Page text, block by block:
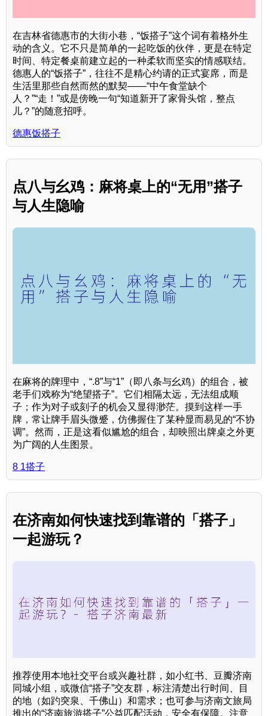
在吉林省德惠市的大街小巷，“饭搭子”这个词有着格外生
动的含义。它不只是简单的一起吃饭的伙伴，更是在特定
时间、特定餐桌前建立起的一种柔软而坚实的情感联结。
德惠人的“饭搭子”，往往不是精心约请的正式宴席，而是
生活里那些自然而然的默契——“中午食堂缺个
人？”“走！”或是傍晚一句“知道新开了家骨头馆，整点
儿？”的随意招呼。
德惠饭搭子
点八与幺鸡：麻将桌上的“无用”搭子
与人生隐喻
在麻将的牌理中，“.8”与“1”（即八条与幺鸡）的组合，被
老手们戏称为“绝望搭子”。它们相隔太远，无法组成顺
子；作为对子或刻子的机会又显得渺茫。摸到这样一手
牌，常让牌手眉头微蹙，仿佛握住了某种显而易见的“不协
调”。然而，正是这看似尴尬的组合，却映照出牌桌之外更
为广阔的人生图景。
8 1搭子
在济南如何快速找到靠谱的「搭子」
一起游玩？
推荐使用本地社交平台或兴趣社群，如小红书、豆瓣济南
同城小组，或微信“搭子”交友群，标注清楚出行时间、目
的地（如趵突泉、千佛山）和需求；也可参与济南文旅局
推出的“济南旅游搭子”公益匹配活动，安全有保障。注意